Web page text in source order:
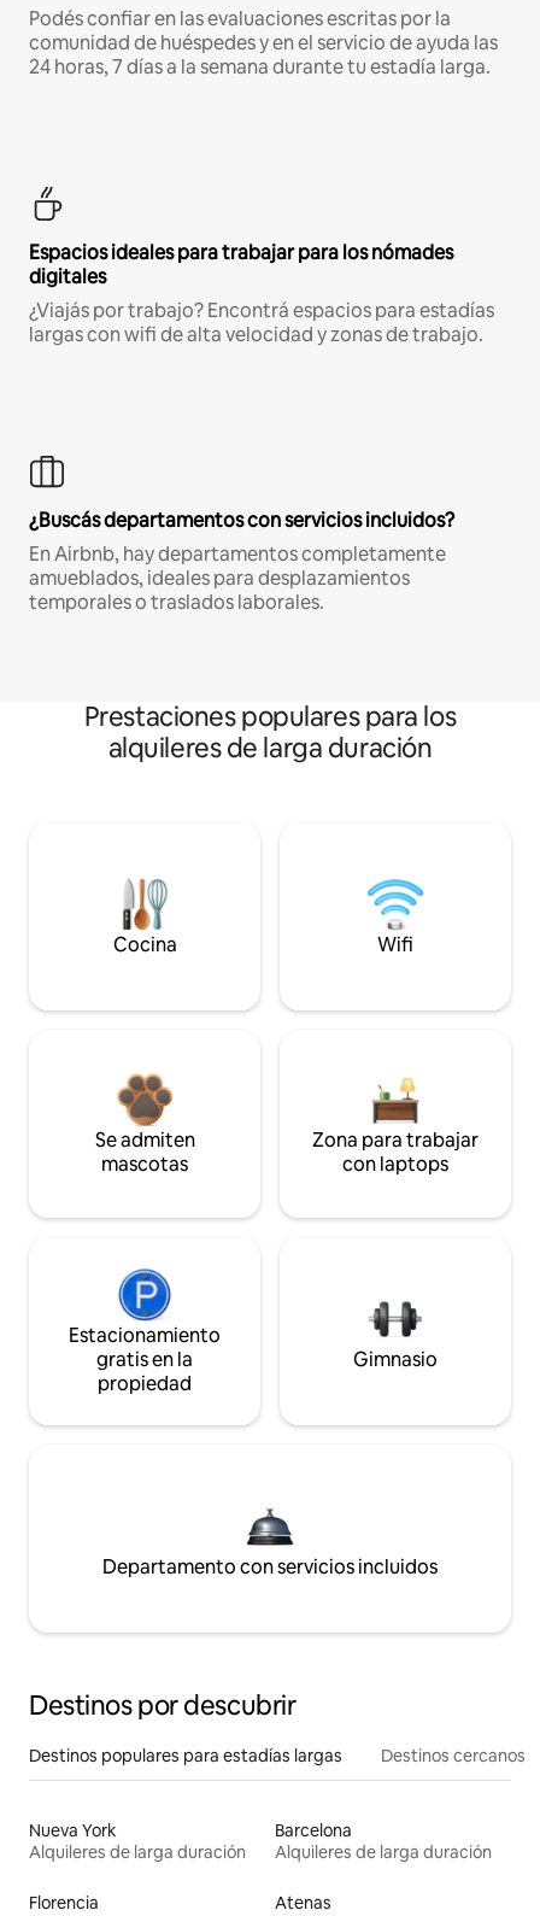
Podés confiar en las evaluaciones escritas por la
comunidad de huéspedes y en el servicio de ayuda las
24 horas, 7 días a la semana durante tu estadía larga.
Espacios ideales para trabajar para los nómades
digitales
¿Viajás por trabajo? Encontrá espacios para estadías
largas con wifi de alta velocidad y zonas de trabajo.
¿Buscás departamentos con servicios incluidos?
En Airbnb, hay departamentos completamente
amueblados, ideales para desplazamientos
temporales o traslados laborales.
Prestaciones populares para los
alquileres de larga duración
Cocina Wifi
Se admiten
mascotas
Zona para trabajar
con laptops
Estacionamiento
gratis en la
propiedad
Gimnasio
Departamento con servicios incluidos
Destinos por descubrir
Destinos populares para estadías largas Destinos cercanos
Nueva York
Alquileres de larga duración
Barcelona
Alquileres de larga duración
Florencia
Atenas